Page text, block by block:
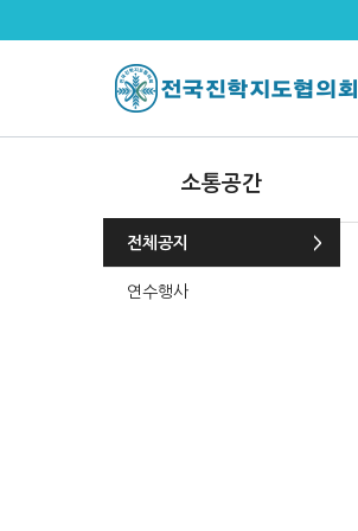
소통공간
전체공지
연수행사